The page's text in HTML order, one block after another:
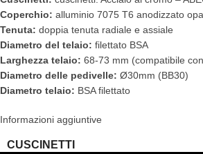
Coperchio: alluminio 7075 T6 anodizzato
Tenuta: doppia tenuta radiale e assiale
Diametro del telaio: filettato BSA
Larghezza telaio: 68-73 mm (compatibile
Diametro delle pedivelle: Ø30mm (BB30)
Diametro telaio: BSA filettato
Informazioni aggiuntive
CUSCINETTI